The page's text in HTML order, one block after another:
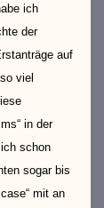
ich
der
auf
viel
in der
schon
sogar bis
mit an